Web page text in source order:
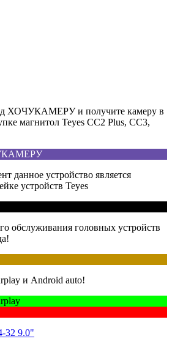
ХОЧУКАМЕРУ и получите камеру в
магнитол Teyes CC2 Plus, CC3,
данное устройство является
устройств Teyes
обслуживания головных устройств
и Android auto!
32 9.0"